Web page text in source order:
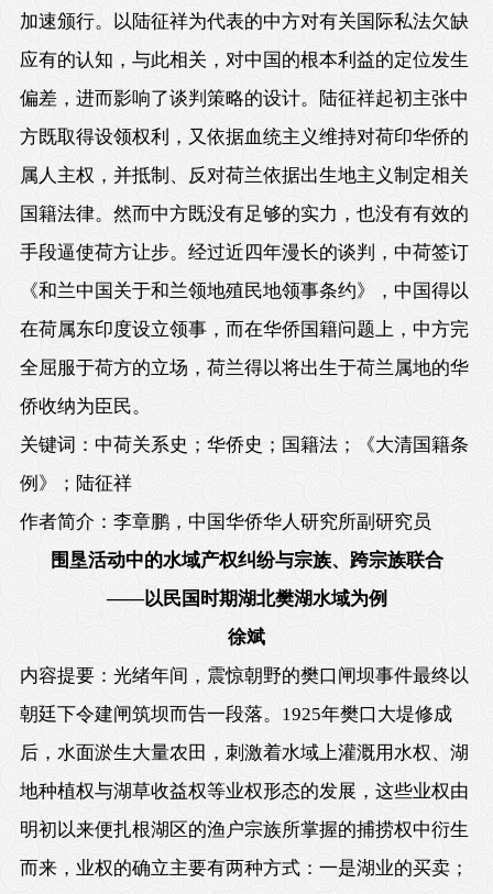
加速颁行。以陆征祥为代表的中方对有关国际私法欠缺
应有的认知，与此相关，对中国的根本利益的定位发生
偏差，进而影响了谈判策略的设计。陆征祥起初主张中
方既取得设领权利，又依据血统主义维持对荷印华侨的
属人主权，并抵制、反对荷兰依据出生地主义制定相关
国籍法律。然而中方既没有足够的实力，也没有有效的
手段逼使荷方让步。经过近四年漫长的谈判，中荷签订
《和兰中国关于和兰领地殖民地领事条约》，中国得以
在荷属东印度设立领事，而在华侨国籍问题上，中方完
全屈服于荷方的立场，荷兰得以将出生于荷兰属地的华
侨收纳为臣民。
关键词：中荷关系史；华侨史；国籍法；《大清国籍条
例》；陆征祥
作者简介：李章鹏，中国华侨华人研究所副研究员
围垦活动中的水域产权纠纷与宗族、跨宗族联合
——以民国时期湖北樊湖水域为例
徐斌
内容提要：光绪年间，震惊朝野的樊口闸坝事件最终以
朝廷下令建闸筑坝而告一段落。 1925年樊口大堤修成
后，水面淤生大量农田，刺激着水域上灌溉用水权、湖
地种植权与湖草收益权等业权形态的发展，这些业权由
明初以来便扎根湖区的渔户宗族所掌握的捕捞权中衍生
而来，业权的确立主要有两种方式：一是湖业的买卖；